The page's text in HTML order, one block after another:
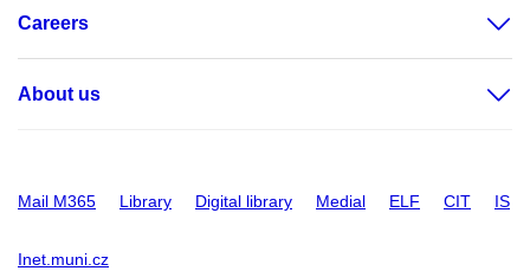
Careers
About us
Mail M365 Library Digital library Medial ELF CIT IS
Inet.muni.cz